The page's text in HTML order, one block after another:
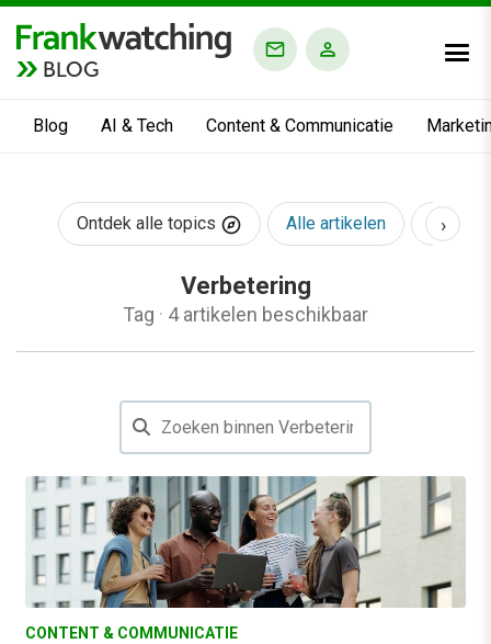
BLOG
Blog AI & Tech Content & Communicatie
Ontdek alle topics Alle artikelen AI &
›
Verbetering
Tag · 4 artikelen beschikbaar
CONTENT & COMMUNICATIE